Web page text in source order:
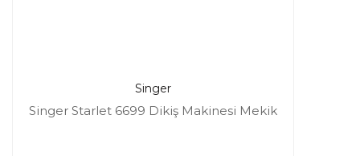
Singer
Singer Starlet 6699 Dikiş Makinesi Mekik